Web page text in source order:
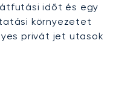
időt és egy
környezetet
privát jet utasok